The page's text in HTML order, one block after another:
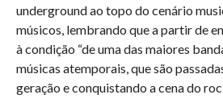
underground ao topo do cenário
músicos, lembrando que a partir de
à condição “de uma das maiores
músicas atemporais, que são
geração e conquistando a cena do